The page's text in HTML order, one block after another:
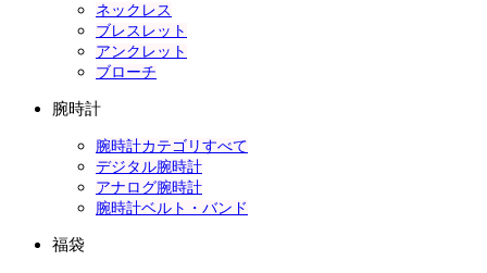
ネックレス
ブレスレット
アンクレット
ブローチ
腕時計
腕時計カテゴリすべて
デジタル腕時計
アナログ腕時計
腕時計ベルト・バンド
福袋